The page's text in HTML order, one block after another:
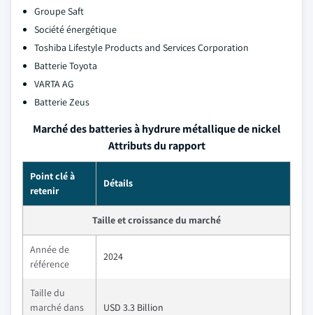
Groupe Saft
Société énergétique
Toshiba Lifestyle Products and Services Corporation
Batterie Toyota
VARTA AG
Batterie Zeus
Marché des batteries à hydrure métallique de nickel
Attributs du rapport
Point clé à
retenir
Détails
Taille et croissance du marché
Année de
référence
2024
Taille du
marché dans
USD 3.3 Billion